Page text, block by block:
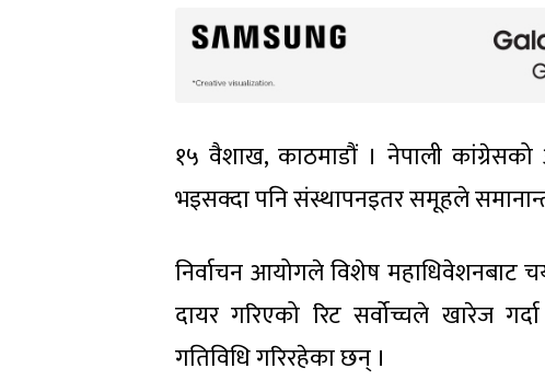
१५ वैशाख, काठमाडौं । नेपाली कांग्रेसको
भइसक्दा पनि संस्थापनइतर समूहले
निर्वाचन आयोगले विशेष महाधिवेशनबाट
दायर गरिएको रिट सर्वोच्चले खारेज
गतिविधि गरिरहेका छन् ।